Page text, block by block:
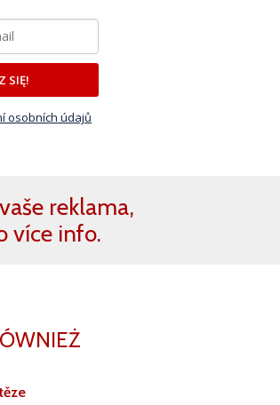
SIĘ!
osobních údajů
reklama,
více info.